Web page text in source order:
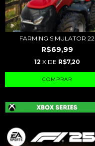
FARMING SIMULATOR 22
R$69,99
12 X DE R$7,20